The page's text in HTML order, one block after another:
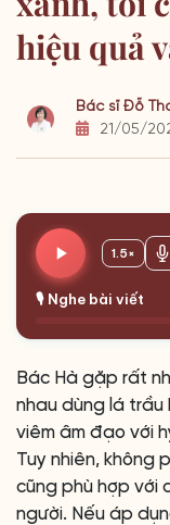
hiệu quả
Bác sĩ Đỗ
21/05/
🎙️ Nghe bài viết
1.5×
Bác Hà gặp rất
nhau dùng lá trầu
viêm âm đạo với
Tuy nhiên, không
cũng phù hợp với
người. Nếu áp